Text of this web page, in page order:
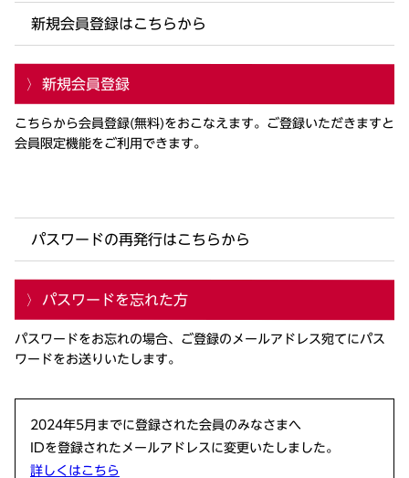
新規会員登録はこちらから
新規会員登録
こちらから会員登録(無料)をおこなえます。ご登録いただきますと
会員限定機能をご利用できます。
パスワードの再発行はこちらから
パスワードを忘れた方
パスワードをお忘れの場合、ご登録のメールアドレス宛てにパス
ワードをお送りいたします。
2024年5月までに登録された会員のみなさまへ
IDを登録されたメールアドレスに変更いたしました。
詳しくはこちら